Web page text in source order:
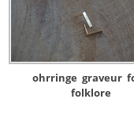
ohrringe graveur
folklore